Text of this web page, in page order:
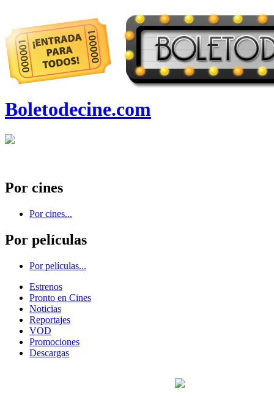
Boletodecine.com
Por cines
Por cines...
Por películas
Por películas...
Estrenos
Pronto en Cines
Noticias
Reportajes
VOD
Promociones
Descargas